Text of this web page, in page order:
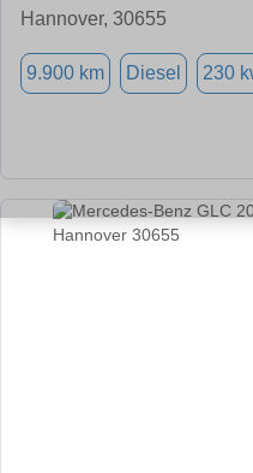
Hannover, 30655
9.900 km Diesel 230